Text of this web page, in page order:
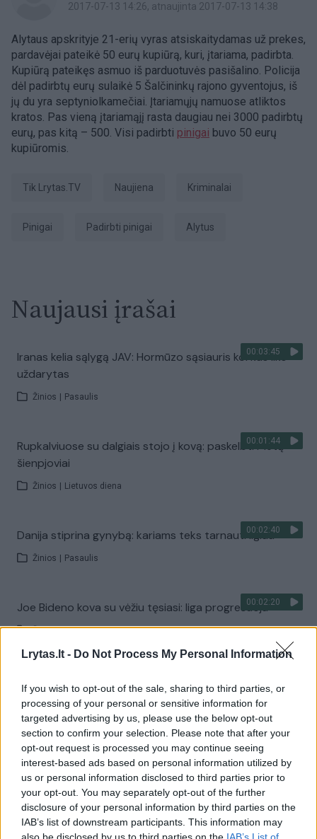
Lrytas.lt - Do Not Process My Personal Information
If you wish to opt-out of the sale, sharing to third parties, or
processing of your personal or sensitive information for
targeted advertising by us, please use the below opt-out
section to confirm your selection. Please note that after your
opt-out request is processed you may continue seeing
interest-based ads based on personal information utilized by
us or personal information disclosed to third parties prior to
your opt-out. You may separately opt-out of the further
disclosure of your personal information by third parties on the
IAB’s list of downstream participants. This information may
2017-07-13 14:26, atnaujinta 2017-07-13 14:38
Alytaus apskrityje 21-erių vyras atsiskaitydamas už prekes,
pardavėjai pateikė 50 eurų kupiūrą, kuri, įtariama, padirbta.
Kupiūrą pateikęs asmuo iš parduotuvės pasišalino. Policija
dėl padirbtų eurų sulaikė 5 Šalčininkų rajono gyventojus, iš
jų du yra septyniolkamečiai. Įtariamųjų namuose atliktos
kratos. Pas vieną įtariamąjį rasta daugiau nei 3000 padirbtų
eurų, pas kitą – 500. Visi padirbti pinigai buvo 50 eurų
kupiūromis.
tik Lrytas.TV naujiena kriminalai
Pinigai padirbti pinigai Alytus
Naujausi įrašai
00:03:45
Iranas kelia sąlygą JAV: Hormūzo sąsiauris kol kas liks
uždarytas
Žinios Pasaulis
00:01:44
Rupkalviuose su dalgiais stojo į kovą: paskelbti Metų
šienpjoviai
Žinios Lietuvos diena
00:02:40
Danija stiprina gynybą: kariams teks tarnauti ilgiau
Žinios Pasaulis
00:02:20
Joe Bideno kova su vėžiu tęsiasi: liga progresuoja
Žinios | Pasaulis
Žiūrimiausi įrašai
00:00:30
Vaizdai iš tragiškos avarijos Vilniaus r.: dviejų moterų ir
vaiko gyvybių išgelbėti nepavyko
Žinios | Lietuvos diena